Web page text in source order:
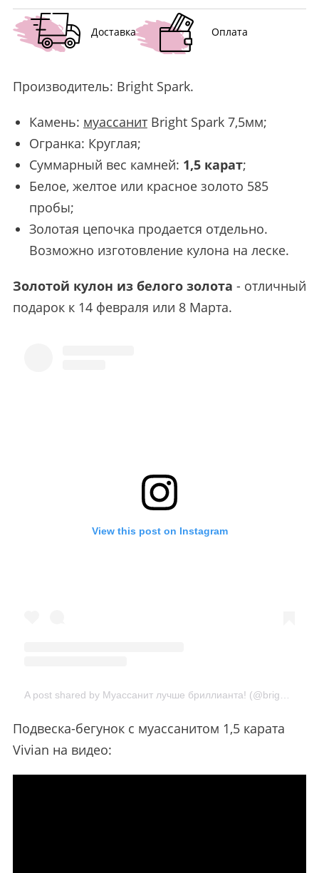
Доставка Оплата
Производитель: Bright Spark.
Камень: муассанитBright Spark 7,5мм;
Огранка: Круглая;
Суммарный вес камней: 1,5 карат;
Белое, желтое или красное золото 585
пробы;
Золотая цепочка продается отдельно.
Возможно изготовление кулона на леске.
Золотой кулон из белого золота - отличный
подарок к 14 февраля или 8 Марта.
View this post on Instagram
Подвеска-бегунок c муассанитом 1,5 карата
Vivian на видео: